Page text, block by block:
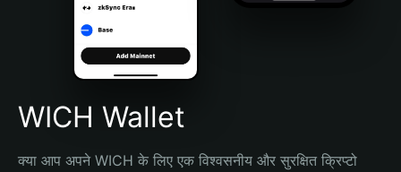
Português (Brasil)
Español (Argentina)
WICH Wallet
क्या आप अपने WICH के लिए एक विश्वसनीय और सुरक्षित क्रिप्टो